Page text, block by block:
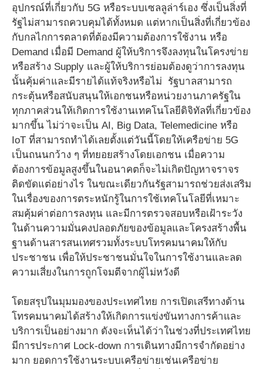
อุปกรณ์ที่เกี่ยวกับ 5G หรือระบบเซลลูล่าร์เอง ซึ่งเป็นสิ่งที่
รัฐไม่สามารถควบคุมได้ทั้งหมด แต่หากเป็นสิ่งที่เกี่ยวข้อง
กับกลไกการตลาดที่ต้องมีความต้องการใช้งาน หรือ
Demand เมื่อมี Demand ผู้ให้บริการจึงลงทุนในโครงข่าย
หรือสร้าง Supply และผู้ให้บริการย่อมต้องดูว่าการลงทุน
นั้นคุ้มค่าและมีรายได้แท้จริงหรือไม่ รัฐบาลสามารถ
กระตุ้นหรือสนับสนุนให้เอกชนหรือหน่วยงานภาครัฐใน
ทุกภาคส่วนให้เกิดการใช้งานเทคโนโลยีดิจิทัลที่เกี่ยวข้อง
มากขึ้น ไม่ว่าจะเป็น AI, Big Data, Telemedicine หรือ
IoT ที่สามารถทำได้เลยตั้งแต่วันนี้โดยให้เครือข่าย 5G
เป็นถนนกว้าง ๆ ที่ทยอยสร้างโดยเอกชน เมื่อความ
ต้องการข้อมูลสูงขึ้นในอนาคตก็จะไม่เกิดปัญหาจราจร
ติดขัดแต่อย่างไร ในขณะเดียวกันรัฐสามารถช่วยส่งเสริม
ในเรื่องของการตระหนักรู้ในการใช้เทคโนโลยีที่เหมาะ
สมคุ้มค่าต่อการลงทุน และมีการตรวจสอบหรือเฝ้าระวัง
ในด้านความมั่นคงปลอดภัยของข้อมูลและโครงสร้างพื้น
ฐานด้านสารสนเทศรวมทั้งระบบโทรคมนาคมให้กับ
ประชาชน เพื่อให้ประชาชนมั่นใจในการใช้งานและลด
ความเสี่ยงในการถูกโจมตีจากผู้ไม่หวังดี
โดยสรุปในมุมมองของประเทศไทย การเปิดเสรีทางด้าน
โทรคมนาคมได้สร้างให้เกิดการแข่งขันทางการค้าและ
บริการเป็นอย่างมาก ดังจะเห็นได้ว่าในช่วงที่ประเทศไทย
มีการประกาศ Lock-down การเดินทางมีการจำกัดอย่าง
มาก ยอดการใช้งานระบบเครือข่ายเช่นเครือข่าย